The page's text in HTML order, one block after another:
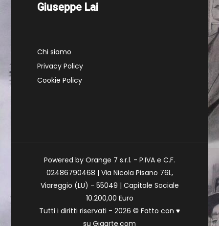
Giuseppe Lai
Chi siamo
Privacy Policy
Cookie Policy
Powered by Orange 7 s.r.l. - P.IVA e C.F.
02486790468 | Via Nicola Pisano 76L,
Viareggio (LU) - 55049 | Capitale Sociale
10.200,00 Euro
Tutti i diritti riservati - 2026 © Fatto con ♥
su Gigarte.com